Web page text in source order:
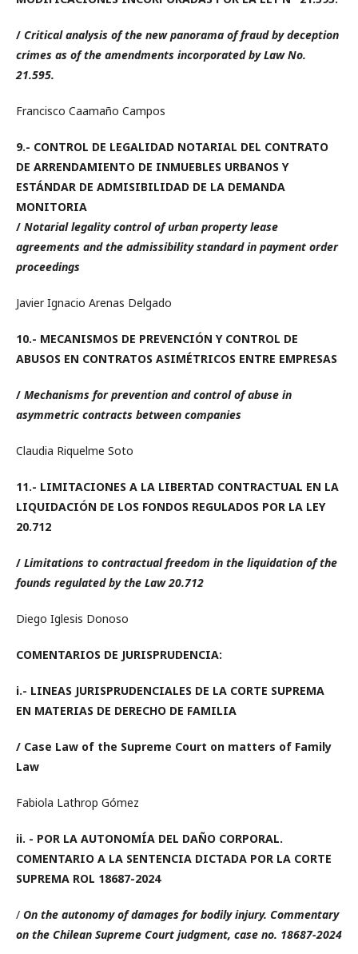
/ Critical analysis of the new panorama of fraud by deception
crimes as of the amendments incorporated by Law No.
21.595.
Francisco Caamaño Campos
9.- CONTROL DE LEGALIDAD NOTARIAL DEL CONTRATO
DE ARRENDAMIENTO DE INMUEBLES URBANOS Y
ESTÁNDAR DE ADMISIBILIDAD DE LA DEMANDA
MONITORIA
/ Notarial legality control of urban property lease
agreements and the admissibility standard in payment order
proceedings
Javier Ignacio Arenas Delgado
10.- MECANISMOS DE PREVENCIÓN Y CONTROL DE
ABUSOS EN CONTRATOS ASIMÉTRICOS ENTRE EMPRESAS
/ Mechanisms for prevention and control of abuse in
asymmetric contracts between companies
Claudia Riquelme Soto
11.- LIMITACIONES A LA LIBERTAD CONTRACTUAL EN LA
LIQUIDACIÓN DE LOS FONDOS REGULADOS POR LA LEY
20.712
/ Limitations to contractual freedom in the liquidation of the
founds regulated by the Law 20.712
Diego Iglesis Donoso
COMENTARIOS DE JURISPRUDENCIA:
i.- LINEAS JURISPRUDENCIALES DE LA CORTE SUPREMA
EN MATERIAS DE DERECHO DE FAMILIA
/ Case Law of the Supreme Court on matters of Family
Law
Fabiola Lathrop Gómez
ii. - POR LA AUTONOMÍA DEL DAÑO CORPORAL.
COMENTARIO A LA SENTENCIA DICTADA POR LA CORTE
SUPREMA ROL 18687-2024
/ On the autonomy of damages for bodily injury. Commentary
on the Chilean Supreme Court judgment, case no. 18687-2024